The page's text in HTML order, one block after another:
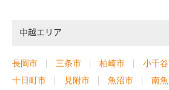
中越エリア
長岡市 三条市 柏崎市 小千
十日町市
見附市 魚沼市 南